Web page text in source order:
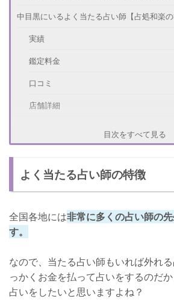
中目黒にいるよく当たる占い師【占処和楽の
実績
鑑定料金
口コミ
店舗詳細
鑑定料金
口コミ
店舗詳細
中目黒にいるよく当たる占い師【ワンズスピ
実績
鑑定料金
目次をすべて見る
よく当たる占い師の特徴
全国各地には非常に多くの占い師の
す。
なので、当たる占い師もいれば外れ
っかくお金を払って占いをするのだ
占いをしたいと思いますよね？